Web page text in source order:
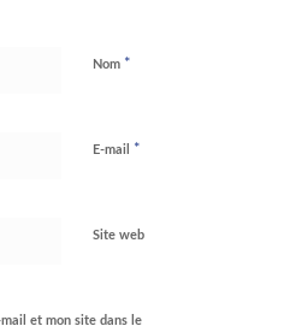
Nom *
E-mail *
Site web
et mon site dans le